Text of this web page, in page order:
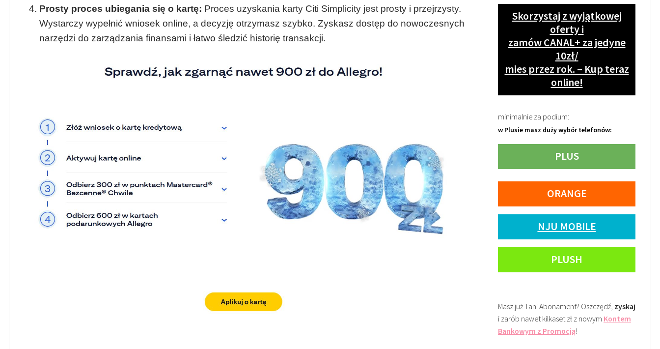
Prosty proces ubiegania się o kartę: Proces uzyskania karty Citi Simplicity jest prosty i przejrzysty.
Wystarczy wypełnić wniosek online, a decyzję otrzymasz szybko. Zyskasz dostęp do nowoczesnych
narzędzi do zarządzania finansami i łatwo śledzić historię transakcji.
Skorzystaj z wyjątkowej
oferty i
zamów CANAL+ za jedyne
10zł/
mies przez rok. – Kup teraz
online!
minimalnie za podium:
w Plusie masz duży wybór telefonów:
PLUS
ORANGE
NJU MOBILE
PLUSH
Masz już Tani Abonament? Oszczędź, zyskaj
i zarób nawet kilkaset zł z nowym Kontem
Bankowym z Promocją!